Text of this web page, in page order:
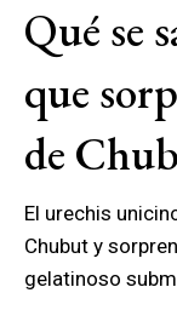
Qué se
que
de
El urechis
Chubut y
gelatinoso